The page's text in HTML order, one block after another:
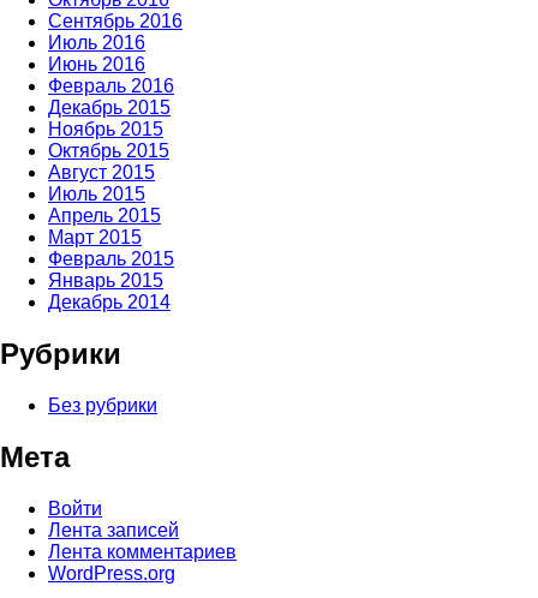
Сентябрь 2016
Июль 2016
Июнь 2016
Февраль 2016
Декабрь 2015
Ноябрь 2015
Октябрь 2015
Август 2015
Июль 2015
Апрель 2015
Март 2015
Февраль 2015
Январь 2015
Декабрь 2014
Рубрики
Без рубрики
Мета
Войти
Лента записей
Лента комментариев
WordPress.org